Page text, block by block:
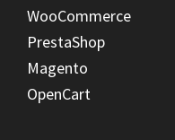
WooCommerce
PrestaShop
Magento
OpenCart